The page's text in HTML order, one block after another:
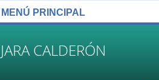
CALDERÓN
MENÚ PRINCIPAL